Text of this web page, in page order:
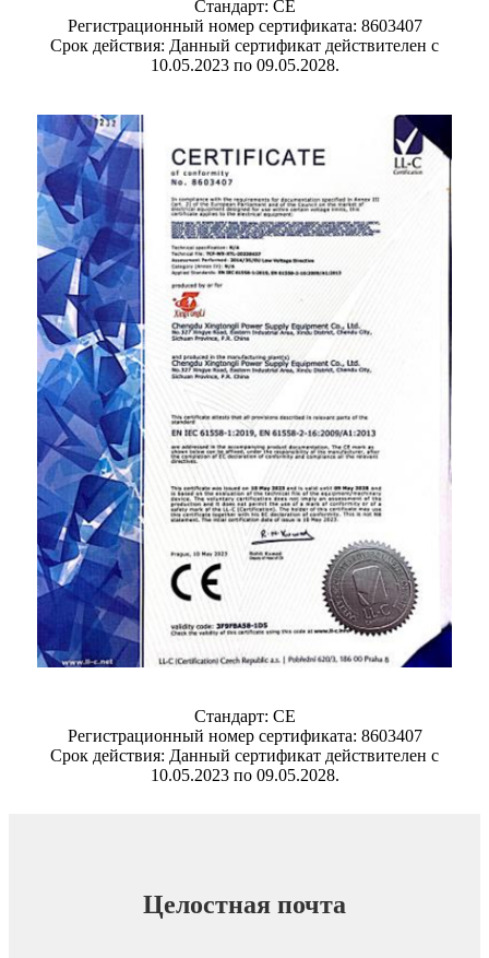
Стандарт: CE
Регистрационный номер сертификата: 8603407
Срок действия: Данный сертификат действителен с
10.05.2023 по 09.05.2028.
Стандарт: CE
Регистрационный номер сертификата: 8603407
Срок действия: Данный сертификат действителен с
10.05.2023 по 09.05.2028.
Целостная почта